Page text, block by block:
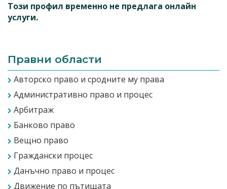
Този профил временно не предлага онлайн
услуги.
Правни области
Авторско право и сродните му права
Административно право и процес
Арбитраж
Банково право
Вещно право
Граждански процес
Данъчно право и процес
Движение по пътищата